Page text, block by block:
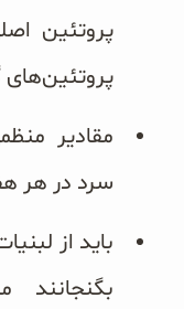
پروتئین
پروتئین‌های
مقادیر
سرد در هر
باید از
بگنجانند